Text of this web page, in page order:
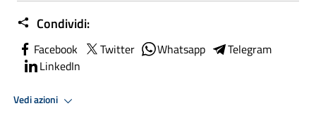
Condividi:
Facebook Twitter Whatsapp
Telegram
LinkedIn
Vedi azioni